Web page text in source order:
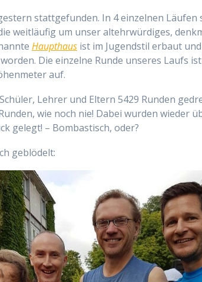
stattgefunden. In 4 einzelnen Läufen
weitläufig um unser altehrwürdiges,
Haupthaus ist im Jugendstil erbaut
Die einzelne Runde unseres Laufs
auf.
Lehrer und Eltern 5429 Runden
wie noch nie! Dabei wurden wieder
gelegt! – Bombastisch, oder?
geblödelt: